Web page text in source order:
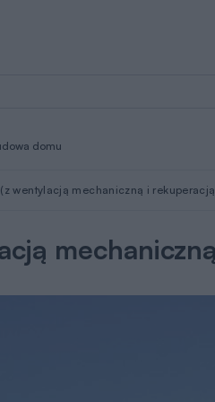
domu
wentylacją mechaniczną i